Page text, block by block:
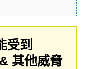
受到
& 其他威脅